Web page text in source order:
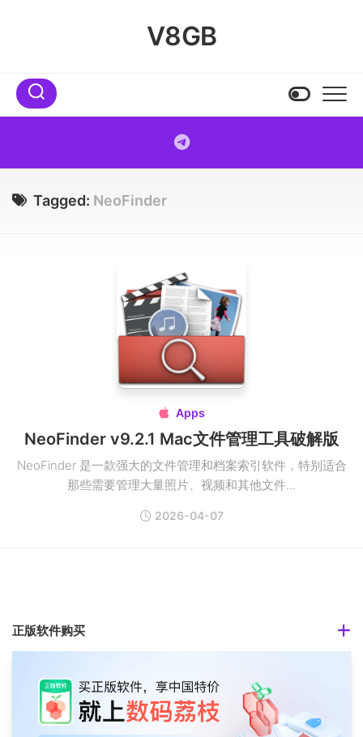
V8GB
Tagged: NeoFinder
 Apps
NeoFinder v9.2.1 Mac文件管理工具破解版
NeoFinder 是一款强大的文件管理和档案索引软件，特别适合
那些需要管理大量照片、视频和其他文件...
2026-04-07
正版软件购买